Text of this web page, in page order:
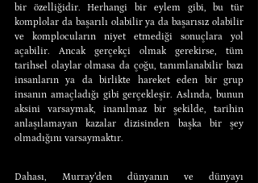
bir özelliğidir. Herhangi bir eylem gibi, bu tür
komplolar da başarılı olabilir ya da başarısız olabilir
ve komplocuların niyet etmediği sonuçlara yol
açabilir. Ancak gerçekçi olmak gerekirse, tüm
tarihsel olaylar olmasa da çoğu, tanımlanabilir bazı
insanların ya da birlikte hareket eden bir grup
insanın amaçladığı gibi gerçekleşir. Aslında, bunun
aksini varsaymak, inanılmaz bir şekilde, tarihin
anlaşılamayan kazalar dizisinden başka bir şey
olmadığını varsaymaktır.
Dahası, Murray’den dünyanın ve dünyayı